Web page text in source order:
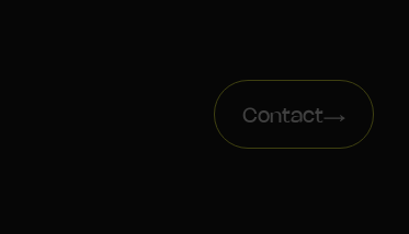
Contact